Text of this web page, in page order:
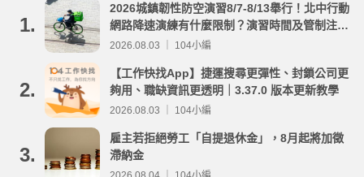
1.
2026城鎮韌性防空演習8/7-8/13舉行！北中行動
網路降速演練有什麼限制？演習時間及管制注意
事項整理
2026.08.03 ｜ 104小編
2.
【工作快找App】捷運搜尋更彈性、封鎖公司更
夠用、職缺資訊更透明｜3.37.0 版本更新教學
2026.08.03 ｜ 104小編
3.
雇主若拒絕勞工「自提退休金」，8月起將加徵
滯納金